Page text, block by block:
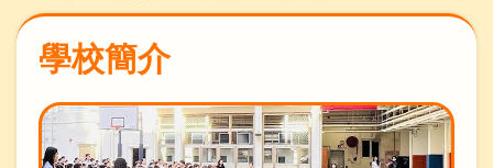
航
連
結
學校簡介